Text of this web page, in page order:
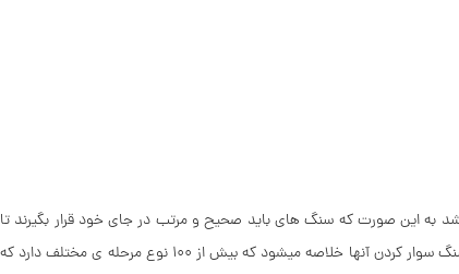
به این صورت که سنگ های باید صحیح و مرتب در جای خود قرار بگیرند تا
تلاشهای افرار قبلی کارخانه به نتیجه برسد ، مخراجکارها معمولا بسیار باحوصله و چشم هایی تیز بین هستند و به اصطلاح جواهر سازان نان آنها در چشم هایی تیزبین و هنر سنگ سوار کردن آنها خلاصه میشود که بیش از ۱۰۰ نوع مرحله ی مختلف دارد که